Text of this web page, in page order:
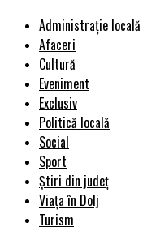
Administrație locală
Afaceri
Cultură
Eveniment
Exclusiv
Politică locală
Social
Sport
Știri din județ
Viața în Dolj
Turism